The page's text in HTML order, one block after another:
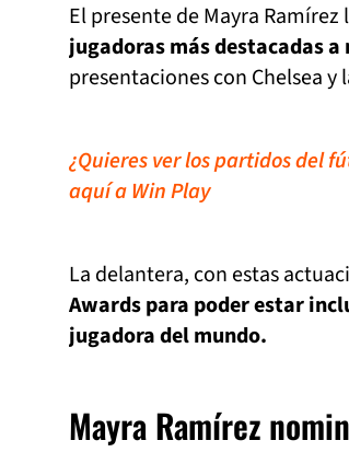
El presente de Mayra
jugadoras más destacadas
presentaciones con Chelsea y
¿Quieres ver los partidos del
aquí a Win Play
La delantera, con estas
Awards para poder estar
jugadora del mundo.
Mayra Ramírez